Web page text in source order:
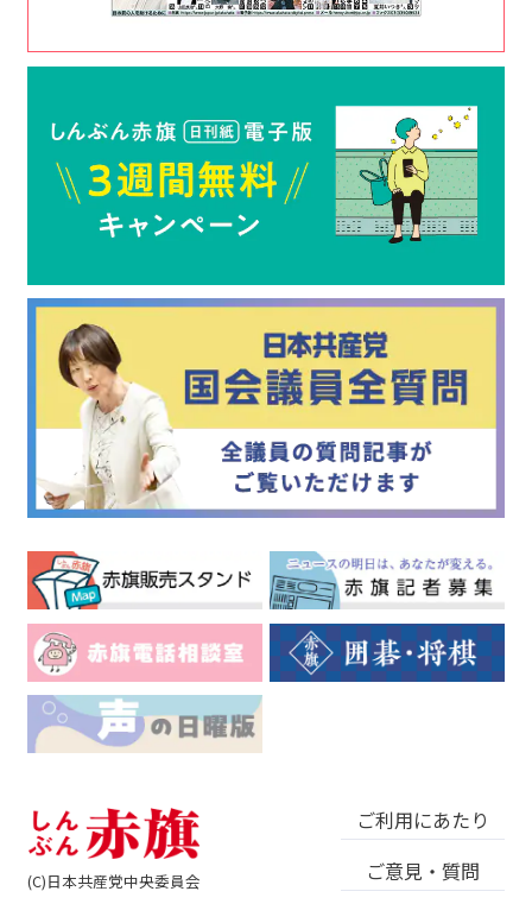
(C)日本共産党中央委員会
ご利用にあたり
ご意見・質問